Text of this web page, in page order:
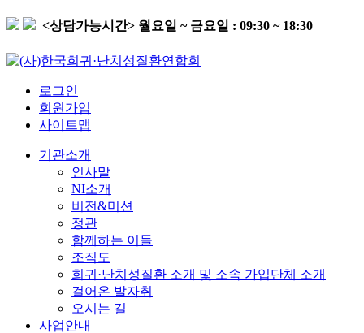
<상담가능시간> 월요일 ~ 금요일 : 09:30 ~ 18:30
로그인
회원가입
사이트맵
기관소개
인사말
NI소개
비전&미션
정관
함께하는 이들
조직도
희귀·난치성질환 소개 및 소속 가입단체 소개
걸어온 발자취
오시는 길
사업안내